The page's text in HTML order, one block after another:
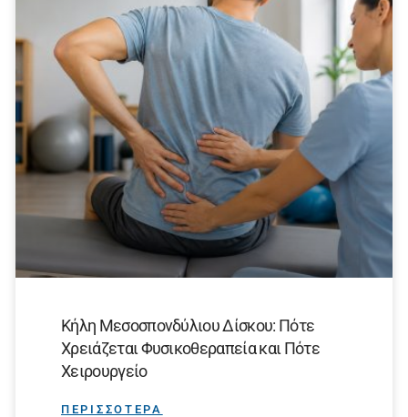
Κήλη Μεσοσπονδύλιου Δίσκου: Πότε
Χρειάζεται Φυσικοθεραπεία και Πότε
Χειρουργείο
ΠΕΡΙΣΣΟΤΕΡΑ